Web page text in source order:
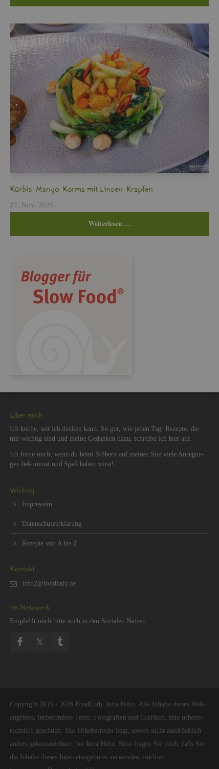
Kür­bis-Mango-Korma mit Lin­sen-Krap­fen
27. Nov, 2025
Wei­ter­le­sen …
Über mich
Ich koche, seit ich den­ken kann. So gut, wie jeden Tag. Re­zep­te, die
mir wich­tig sind und meine Ge­dan­ken dazu, schrei­be ich hier auf.
Ich freue mich, wenn du beim Stö­bern auf mei­ner Site viele An­re­gun­
gen be­kommst und Spaß haben wirst!
Wich­tig
Im­pres­sum
Da­ten­schut­z­er­klä­rung
Re­zep­te von A bis Z
Kon­takt
Im Netz­werk
Emp­fehlt mich bitte auch in den So­zia­len Net­zen:
Co­py­right 2015 - 2026 Food­La­dy Jutta Hehn. Alle In­hal­te die­ses Web­
an­ge­bots, ins­be­son­de­re Texte, Fo­to­gra­fi­en und Gra­fi­ken, sind ur­he­ber­
recht­lich ge­schützt. Das Ur­he­ber­recht liegt, so­weit nicht aus­drück­lich
an­ders ge­kenn­zeich­net, bei Jutta Hehn. Bitte fra­gen Sie mich, falls Sie
die In­hal­te die­ses In­ter­net­an­ge­bo­tes ver­wen­den möch­ten.